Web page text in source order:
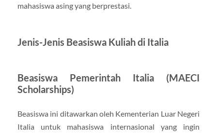
mahasiswa asing yang berprestasi.
Jenis-Jenis Beasiswa Kuliah di Italia
Beasiswa Pemerintah Italia (MAECI
Scholarships)
Beasiswa ini ditawarkan oleh Kementerian Luar Negeri
Italia untuk mahasiswa internasional yang ingin